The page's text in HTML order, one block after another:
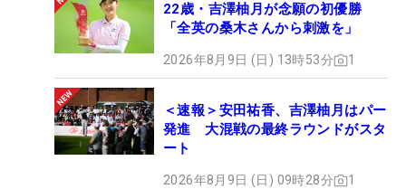
22歳・吉澤柚月が念願の初優勝
「全英の桑木さんから刺激を」
2026年8月9日 (日) 13時53分 1
＜速報＞安田祐香、吉澤柚月はパー
発進 大混戦の最終ラウンドがスタ
ート
2026年8月9日 (日) 09時28分 1